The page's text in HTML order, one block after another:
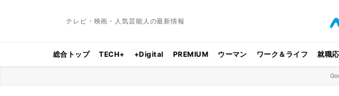
テレビ・映画・人気芸能人の最新情報
総合トップ TECH+ +Digital PREMIUM ウーマン ワーク＆ライフ 就職